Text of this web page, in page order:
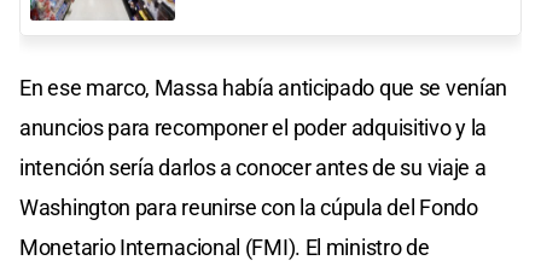
En ese marco, Massa había anticipado que se venían
anuncios para recomponer el poder adquisitivo y la
intención sería darlos a conocer antes de su viaje a
Washington para reunirse con la cúpula del Fondo
Monetario Internacional (FMI). El ministro de